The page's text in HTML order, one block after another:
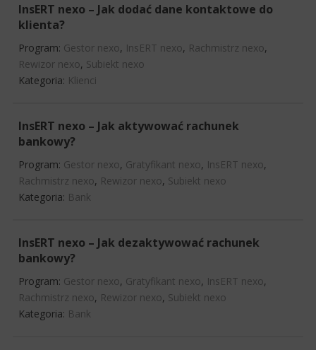
InsERT nexo – Jak dodać dane kontaktowe do
klienta?
Program: Gestor nexo, InsERT nexo, Rachmistrz nexo,
Rewizor nexo, Subiekt nexo
Kategoria: Klienci
InsERT nexo – Jak aktywować rachunek
bankowy?
Program: Gestor nexo, Gratyfikant nexo, InsERT nexo,
Rachmistrz nexo, Rewizor nexo, Subiekt nexo
Kategoria: Bank
InsERT nexo – Jak dezaktywować rachunek
bankowy?
Program: Gestor nexo, Gratyfikant nexo, InsERT nexo,
Rachmistrz nexo, Rewizor nexo, Subiekt nexo
Kategoria: Bank